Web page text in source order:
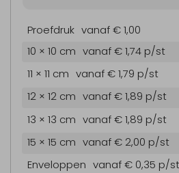
Proefdruk vanaf € 1,00
10 × 10 cm vanaf € 1,74 p/st
11 × 11 cm vanaf € 1,79 p/st
12 × 12 cm vanaf € 1,89 p/st
13 × 13 cm vanaf € 1,89 p/st
15 × 15 cm vanaf € 2,00 p/st
Enveloppen vanaf € 0,35 p/st